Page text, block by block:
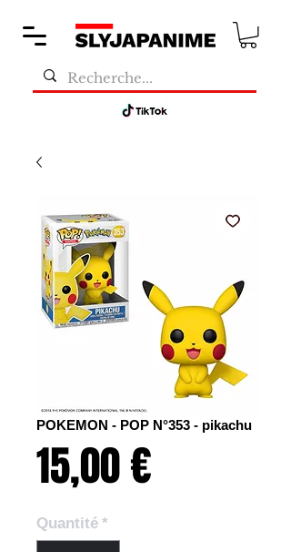
POKEMON - POP N°353 - pikachu
15,00 €
Quantité *